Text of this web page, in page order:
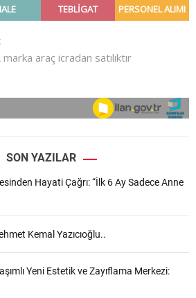
SON YAZILAR
Hayati Çağrı: “İlk 6 Ay Sadece Anne
Kemal Yazıcıoğlu..
Yeni Estetik ve Zayıflama Merkezi: